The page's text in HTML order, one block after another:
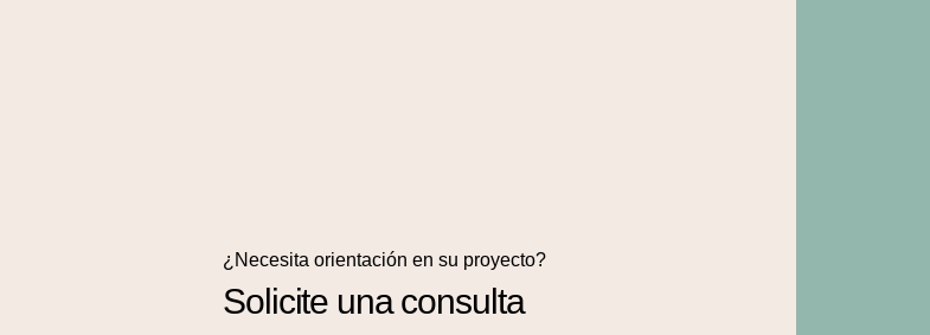
¿Necesita orientación en su proyecto?
Solicite una consulta